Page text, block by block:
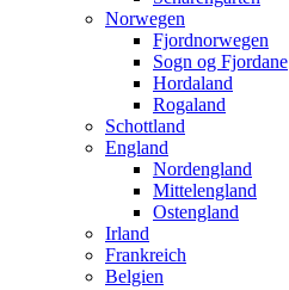
Norwegen
Fjordnorwegen
Sogn og Fjordane
Hordaland
Rogaland
Schottland
England
Nordengland
Mittelengland
Ostengland
Irland
Frankreich
Belgien